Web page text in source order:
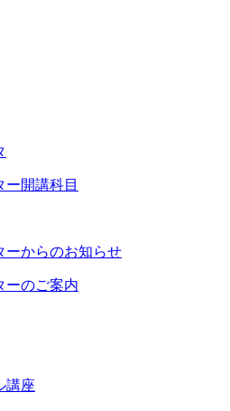
ー開講科目
ーからのお知らせ
ーのご案内
講座